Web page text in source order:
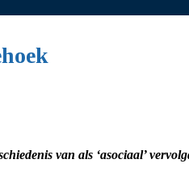
van als ‘asociaal’